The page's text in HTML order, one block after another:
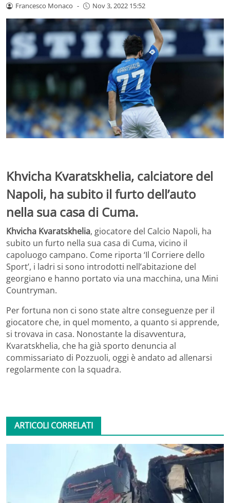
Francesco Monaco - Nov 3, 2022 15:52
Khvicha Kvaratskhelia, calciatore del
Napoli, ha subito il furto dell’auto
nella sua casa di Cuma.
Khvicha Kvaratskhelia, giocatore del Calcio Napoli, ha
subito un furto nella sua casa di Cuma, vicino il
capoluogo campano. Come riporta ‘Il Corriere dello
Sport’, i ladri si sono introdotti nell’abitazione del
georgiano e hanno portato via una macchina, una Mini
Countryman.
Per fortuna non ci sono state altre conseguenze per il
giocatore che, in quel momento, a quanto si apprende,
si trovava in casa. Nonostante la disavventura,
Kvaratskhelia, che ha già sporto denuncia al
commissariato di Pozzuoli, oggi è andato ad allenarsi
regolarmente con la squadra.
ARTICOLI CORRELATI